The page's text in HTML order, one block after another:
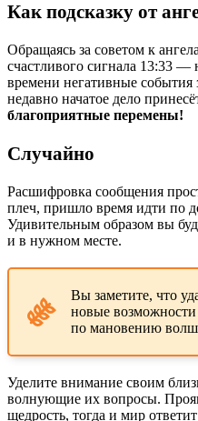
Как подсказку от
Обращаясь за советом к
счастливого сигнала 13:33 —
времени негативные события
недавно начатое дело
благоприятные перемены!
Случайно
Расшифровка сообщения
плеч, пришло время идти по
Удивительным образом вы
и в нужном месте.
Вы заметите, что
новые
по мановению
Уделите внимание своим
волнующие их вопросы.
щедрость, тогда и мир